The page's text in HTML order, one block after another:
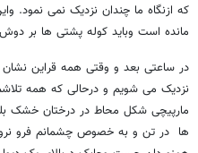
که ازنگاه ما چندان نزدیک نمی نمود.
مانده است وباید کوله پشتی ها بر دوش
در ساعتی بعد و وقتی همه قراین
نزدیک می شویم و درحالی که همه
مارپیچی شکل محاط در درختان خشک
ها در تن و به خصوص چشمانم فرو نرود